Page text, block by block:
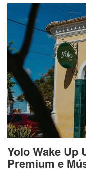
Yolo Wake Up
Premium e